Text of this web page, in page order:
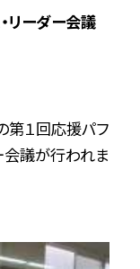
リーダー会議
第１回応援パフ
会議が行われま